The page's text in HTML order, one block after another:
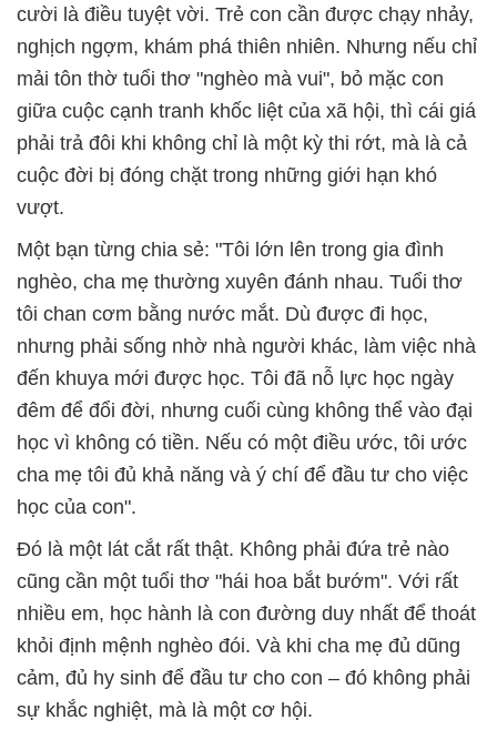
cười là điều tuyệt vời. Trẻ con cần được chạy nhảy,
nghịch ngợm, khám phá thiên nhiên. Nhưng nếu chỉ
mải tôn thờ tuổi thơ "nghèo mà vui", bỏ mặc con
giữa cuộc cạnh tranh khốc liệt của xã hội, thì cái giá
phải trả đôi khi không chỉ là một kỳ thi rớt, mà là cả
cuộc đời bị đóng chặt trong những giới hạn khó
vượt.
Một bạn từng chia sẻ: "Tôi lớn lên trong gia đình
nghèo, cha mẹ thường xuyên đánh nhau. Tuổi thơ
tôi chan cơm bằng nước mắt. Dù được đi học,
nhưng phải sống nhờ nhà người khác, làm việc nhà
đến khuya mới được học. Tôi đã nỗ lực học ngày
đêm để đổi đời, nhưng cuối cùng không thể vào đại
học vì không có tiền. Nếu có một điều ước, tôi ước
cha mẹ tôi đủ khả năng và ý chí để đầu tư cho việc
học của con".
Đó là một lát cắt rất thật. Không phải đứa trẻ nào
cũng cần một tuổi thơ "hái hoa bắt bướm". Với rất
nhiều em, học hành là con đường duy nhất để thoát
khỏi định mệnh nghèo đói. Và khi cha mẹ đủ dũng
cảm, đủ hy sinh để đầu tư cho con – đó không phải
sự khắc nghiệt, mà là một cơ hội.